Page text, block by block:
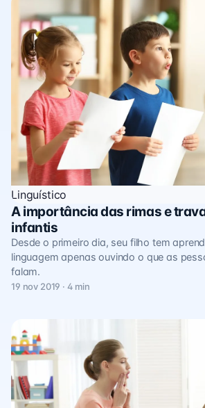
Linguístico
A importância das rimas e
infantis
Desde o primeiro dia, seu filho tem
linguagem apenas ouvindo o que as
falam.
19 nov 2019 · 4 min